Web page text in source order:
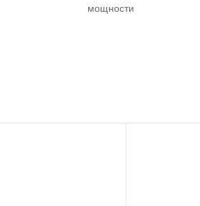
мощности